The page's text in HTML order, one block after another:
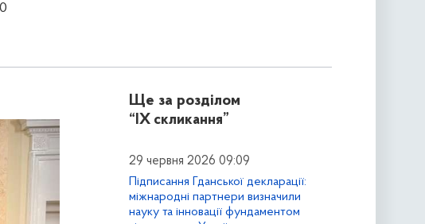
Ще за розділом
“IX скликання”
29 червня 2026 09:09
Підписання Гданської декларації:
міжнародні партнери визначили
науку та інновації фундаментом